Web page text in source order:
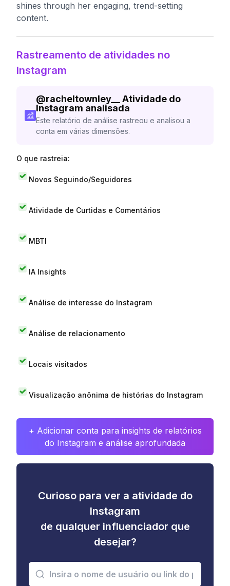
shines through her engaging, trend-setting
content.
Rastreamento de atividades no
Instagram
@racheltownley__
Atividade do
Instagram analisada
Este relatório de análise rastreou e analisou a
conta em várias dimensões.
O que rastreia:
Novos Seguindo/Seguidores
Atividade de Curtidas e Comentários
MBTI
IA Insights
Análise de interesse do Instagram
Análise de relacionamento
Locais visitados
Visualização anônima de histórias do Instagram
+ Adicionar conta para insights de relatórios
do Instagram e análise aprofundada
Curioso para ver a atividade do
Instagram
de qualquer influenciador que
desejar?